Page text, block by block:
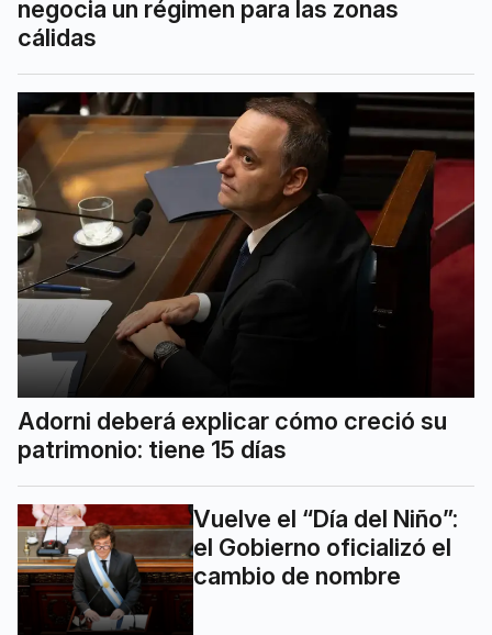
negocia un régimen para las zonas
cálidas
Adorni deberá explicar cómo creció su
patrimonio: tiene 15 días
Vuelve el “Día del Niño”:
el Gobierno oficializó el
cambio de nombre